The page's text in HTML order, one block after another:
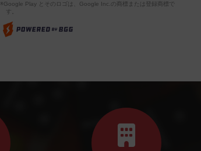
※Google Play とそのロゴは、Google Inc.の商標または登録商標で
す。